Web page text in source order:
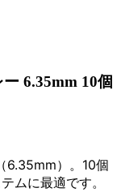
6.35mm 10個
6.35mm）。10個
ムに最適です。